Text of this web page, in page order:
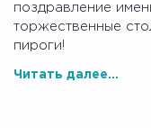
поздравление
торжественные
пироги!
Читать далее...